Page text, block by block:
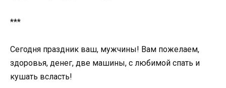
***
Сегодня праздник ваш, мужчины! Вам пожелаем,
здоровья, денег, две машины, с любимой спать и
кушать всласть!